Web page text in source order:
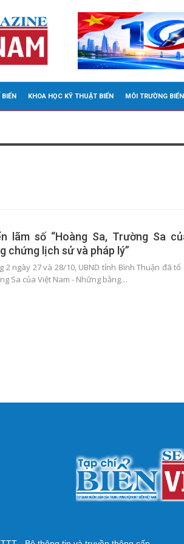
BIỂN KHOA HỌC KỸ THUẬT BIỂN MÔI TRƯỜNG BIỂN
lãm số “Hoàng Sa, Trường Sa
chứng lịch sử và pháp lý”
2 ngày 27 và 28/10, UBND tỉnh Bình Thuận đã
Sa của Việt Nam - Những bằng…